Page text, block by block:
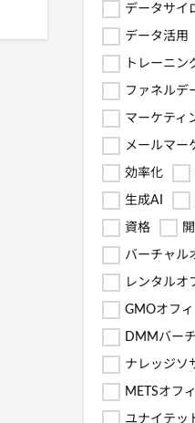
データサイ
データ活用
トレーニン
ファネルデ
マーケティ
メールマー
効率化
生成AI
資格
バーチャル
レンタルオ
GMOオフ
DMMバー
ナレッジソ
METSオフ
ユナイテッ